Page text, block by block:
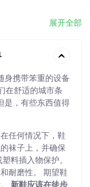
展开全部
身携带笨重的设备
在舒适的城市条
是，有些东西值得
任何情况下，鞋
袜子上，并确保
料插入物保护。
耐磨性。 期望鞋
新鞋应该在徒步